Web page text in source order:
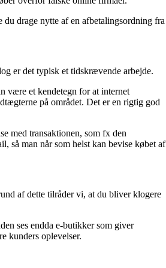
drage nytte af en afbetalingsordning fra
er det typisk et tidskrævende arbejde.
være et kendetegn for at internet
på området. Det er en rigtig god
med transaktionen, som fx den
så man når som helst kan bevise købet af
af dette tilråder vi, at du bliver klogere
ses endda e-butikker som giver
kunders oplevelser.